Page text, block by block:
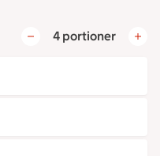
4 portioner